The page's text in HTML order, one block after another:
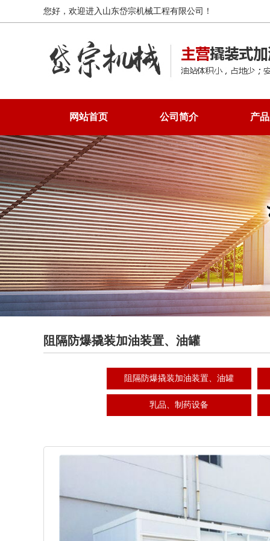
您好，欢迎进入山东岱宗机械工程有限公司！
网站首页 公司简介 产
阻隔防爆撬装加油装置、油罐
阻隔防爆撬装加油装置、油罐
乳品、制药设备